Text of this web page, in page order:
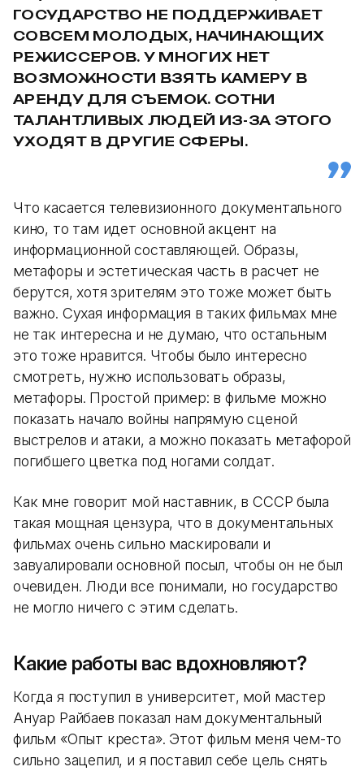
ГОСУДАРСТВО НЕ ПОДДЕРЖИВАЕТ
СОВСЕМ МОЛОДЫХ, НАЧИНАЮЩИХ
РЕЖИССЕРОВ. У МНОГИХ НЕТ
ВОЗМОЖНОСТИ ВЗЯТЬ КАМЕРУ В
АРЕНДУ ДЛЯ СЪЕМОК. СОТНИ
ТАЛАНТЛИВЫХ ЛЮДЕЙ ИЗ-ЗА ЭТОГО
УХОДЯТ В ДРУГИЕ СФЕРЫ.
Что касается телевизионного документального
кино, то там идет основной акцент на
информационной составляющей. Образы,
метафоры и эстетическая часть в расчет не
берутся, хотя зрителям это тоже может быть
важно. Сухая информация в таких фильмах мне
не так интересна и не думаю, что остальным
это тоже нравится. Чтобы было интересно
смотреть, нужно использовать образы,
метафоры. Простой пример: в фильме можно
показать начало войны напрямую сценой
выстрелов и атаки, а можно показать метафорой
погибшего цветка под ногами солдат.
Как мне говорит мой наставник, в СССР была
такая мощная цензура, что в документальных
фильмах очень сильно маскировали и
завуалировали основной посыл, чтобы он не был
очевиден. Люди все понимали, но государство
не могло ничего с этим сделать.
Какие работы вас вдохновляют?
Когда я поступил в университет, мой мастер
Ануар Райбаев показал нам документальный
фильм «Опыт креста». Этот фильм меня чем-то
сильно зацепил, и я поставил себе цель снять